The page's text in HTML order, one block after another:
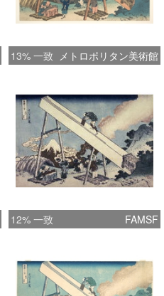
13% 一致 メトロポリタン美術館
12% 一致 FAMSF